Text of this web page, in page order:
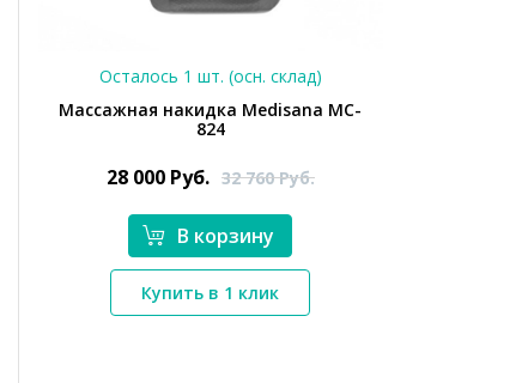
*}
Осталось 1 шт. (осн. склад)
Массажная накидка Medisana MC-
824
28 000 Руб. 32 760Руб.
В корзину
Купить в 1 клик